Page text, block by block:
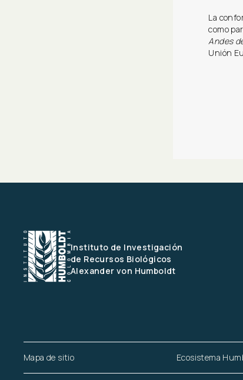
La
como
Andes
Unión
Instituto de Investigación
de Recursos Biológicos
Alexander von Humboldt
Mapa de sitio Ecosistema